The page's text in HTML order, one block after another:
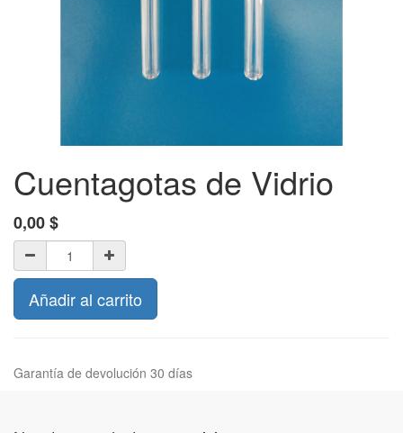
Cuentagotas de Vidrio
0,00$
Añadir al carrito
Garantía de devolución 30 días